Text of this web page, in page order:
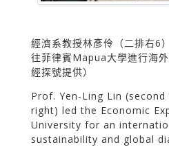
經濟系教授林彥伶（二排右6
往菲律賓Mapua大學進行海
經探號提供）
Prof. Yen-Ling Lin
right) led the Economic
University for an
sustainability and global